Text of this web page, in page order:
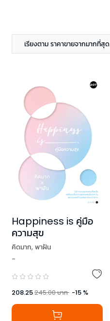
เรียงตาม ราคาขายจากมากที่สุด
Happiness is คู่มือ
ความสุข
คิดมาก, พาฝัน
-
208.25245.00บาท -15 %